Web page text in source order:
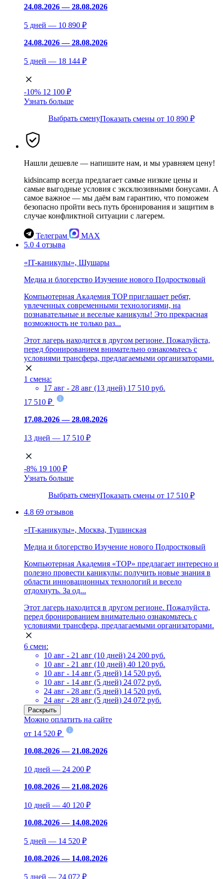
24.08.2026 — 28.08.2026
5 дней — 10 890 ₽
24.08.2026 — 28.08.2026
5 дней — 18 144 ₽
-10% 12 100 ₽
Узнать больше
Выбрать сменуПоказать смены от 10 890 ₽
Нашли дешевле — напишите нам, и мы уравняем цену!
kidsincamp всегда предлагает самые низкие цены и
самые выгодные условия с эксклюзивными бонусами. А
самое важное — мы даём вам гарантию, что поможем
безопасно пройти весь путь бронирования и защитим в
случае конфликтной ситуации с лагерем.
Телеграм
MAX
5.0 4 отзыва
«IT-каникулы», Шушары
Медиа и блогерство Изучение нового Подростковый
Компьютерная Академия TOP приглашает ребят,
увлеченных современными технологиями, на
познавательные и веселые каникулы! Это прекрасная
возможность не только раз...
Этот лагерь находится в другом регионе. Пожалуйста,
перед бронированием внимательно ознакомьтесь с
условиями трансфера, предлагаемыми организаторами.
1 смена:
17 авг - 28 авг (13 дней) 17 510 руб.
17 510 ₽
17.08.2026 — 28.08.2026
13 дней — 17 510 ₽
-8% 19 100 ₽
Узнать больше
Выбрать сменуПоказать смены от 17 510 ₽
4.8 69 отзывов
«IT-каникулы», Москва, Тушинская
Медиа и блогерство Изучение нового Подростковый
Компьютерная Академия «ТОР» предлагает интересно и
полезно провести каникулы: получить новые знания в
области инновационных технологий и весело
отдохнуть. За од...
Этот лагерь находится в другом регионе. Пожалуйста,
перед бронированием внимательно ознакомьтесь с
условиями трансфера, предлагаемыми организаторами.
6 смен:
10 авг - 21 авг (10 дней) 24 200 руб.
10 авг - 21 авг (10 дней) 40 120 руб.
10 авг - 14 авг (5 дней) 14 520 руб.
10 авг - 14 авг (5 дней) 24 072 руб.
24 авг - 28 авг (5 дней) 14 520 руб.
24 авг - 28 авг (5 дней) 24 072 руб.
Раскрыть
Можно оплатить на сайте
от 14 520 ₽
10.08.2026 — 21.08.2026
10 дней — 24 200 ₽
10.08.2026 — 21.08.2026
10 дней — 40 120 ₽
10.08.2026 — 14.08.2026
5 дней — 14 520 ₽
10.08.2026 — 14.08.2026
5 дней — 24 072 ₽